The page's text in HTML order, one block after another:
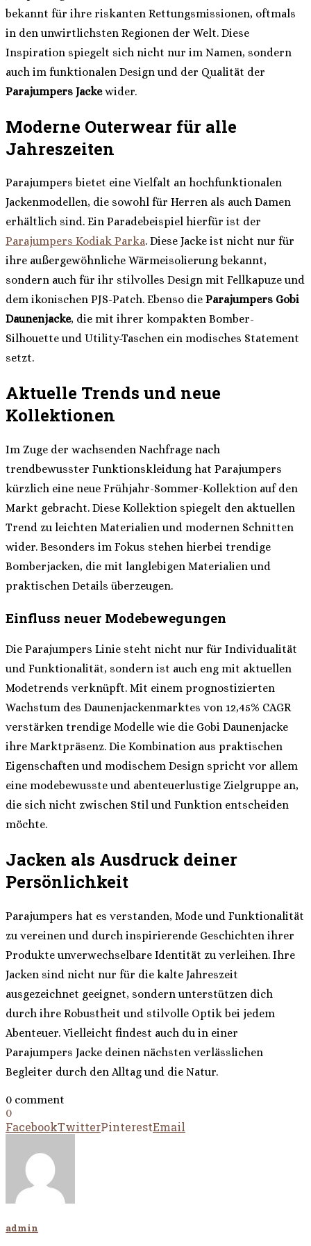
bekannt für ihre riskanten Rettungsmissionen, oftmals
in den unwirtlichsten Regionen der Welt. Diese
Inspiration spiegelt sich nicht nur im Namen, sondern
auch im funktionalen Design und der Qualität der
Parajumpers Jackewider.
Moderne Outerwear für alle
Jahreszeiten
Parajumpers bietet eine Vielfalt an hochfunktionalen
Jackenmodellen, die sowohl für Herren als auch Damen
erhältlich sind. Ein Paradebeispiel hierfür ist der
Parajumpers Kodiak Parka. Diese Jacke ist nicht nur für
ihre außergewöhnliche Wärmeisolierung bekannt,
sondern auch für ihr stilvolles Design mit Fellkapuze und
dem ikonischen PJS-Patch. Ebenso die Parajumpers Gobi
Daunenjacke, die mit ihrer kompakten Bomber-
Silhouette und Utility-Taschen ein modisches Statement
setzt.
Aktuelle Trends und neue
Kollektionen
Im Zuge der wachsenden Nachfrage nach
trendbewusster Funktionskleidung hat Parajumpers
kürzlich eine neue Frühjahr-Sommer-Kollektion auf den
Markt gebracht. Diese Kollektion spiegelt den aktuellen
Trend zu leichten Materialien und modernen Schnitten
wider. Besonders im Fokus stehen hierbei trendige
Bomberjacken, die mit langlebigen Materialien und
praktischen Details überzeugen.
Einfluss neuer Modebewegungen
Die Parajumpers Linie steht nicht nur für Individualität
und Funktionalität, sondern ist auch eng mit aktuellen
Modetrends verknüpft. Mit einem prognostizierten
Wachstum des Daunenjackenmarktes von 12,45% CAGR
verstärken trendige Modelle wie die Gobi Daunenjacke
ihre Marktpräsenz. Die Kombination aus praktischen
Eigenschaften und modischem Design spricht vor allem
eine modebewusste und abenteuerlustige Zielgruppe an,
die sich nicht zwischen Stil und Funktion entscheiden
möchte.
Jacken als Ausdruck deiner
Persönlichkeit
Parajumpers hat es verstanden, Mode und Funktionalität
zu vereinen und durch inspirierende Geschichten ihrer
Produkte unverwechselbare Identität zu verleihen. Ihre
Jacken sind nicht nur für die kalte Jahreszeit
ausgezeichnet geeignet, sondern unterstützen dich
durch ihre Robustheit und stilvolle Optik bei jedem
Abenteuer. Vielleicht findest auch du in einer
Parajumpers Jacke deinen nächsten verlässlichen
Begleiter durch den Alltag und die Natur.
0 comment
0
FacebookTwitterPinterestEmail
admin